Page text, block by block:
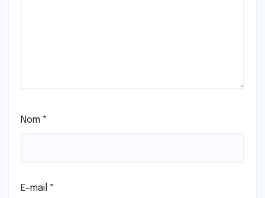
Nom *
E-mail *